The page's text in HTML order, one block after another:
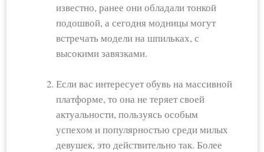
известно, ранее они обладали тонкой
подошвой, а сегодня модницы могут
встречать модели на шпильках, с
высокими завязками.
Если вас интересует обувь на массивной
платформе, то она не теряет своей
актуальности, пользуясь особым
успехом и популярностью среди милых
девушек, это действительно так. Более